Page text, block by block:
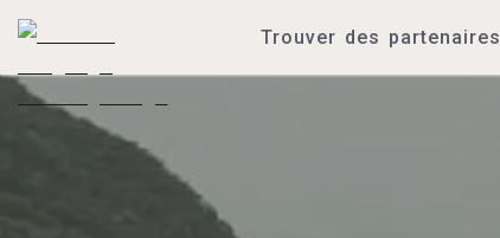
Trouver des partenaires